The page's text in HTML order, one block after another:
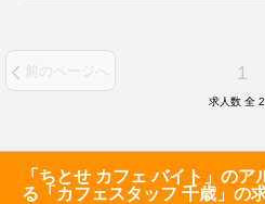
前のページへ 1
求人数 全 2
「ちとせ カフェ バイト」の
る「カフェスタッフ 千歳」の